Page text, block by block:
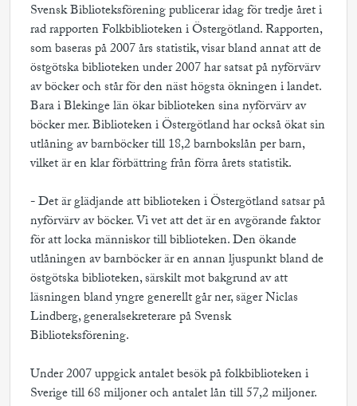
Svensk Biblioteksförening publicerar idag för tredje året i
rad rapporten Folkbiblioteken i Östergötland. Rapporten,
som baseras på 2007 års statistik, visar bland annat att de
östgötska biblioteken under 2007 har satsat på nyförvärv
av böcker och står för den näst högsta ökningen i landet.
Bara i Blekinge län ökar biblioteken sina nyförvärv av
böcker mer. Biblioteken i Östergötland har också ökat sin
utlåning av barnböcker till 18,2 barnbokslån per barn,
vilket är en klar förbättring från förra årets statistik.
- Det är glädjande att biblioteken i Östergötland satsar på
nyförvärv av böcker. Vi vet att det är en avgörande faktor
för att locka människor till biblioteken. Den ökande
utlåningen av barnböcker är en annan ljuspunkt bland de
östgötska biblioteken, särskilt mot bakgrund av att
läsningen bland yngre generellt går ner, säger Niclas
Lindberg, generalsekreterare på Svensk
Biblioteksförening.
Under 2007 uppgick antalet besök på folkbiblioteken i
Sverige till 68 miljoner och antalet lån till 57,2 miljoner.